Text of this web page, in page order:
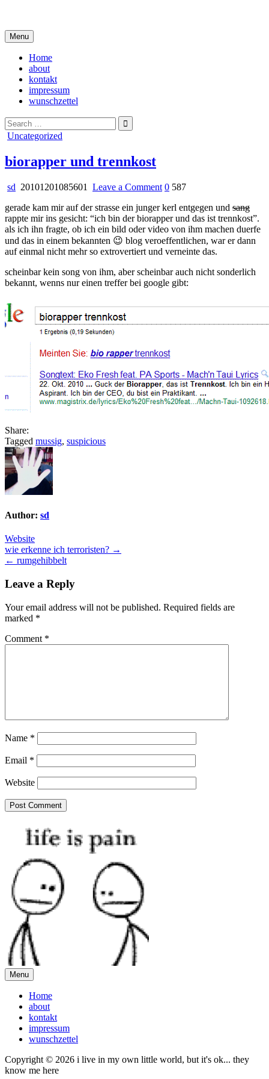
content
Menu
Home
about
kontakt
impressum
wunschzettel
Search
for:
Posted
Uncategorized
biorapper und trennkost
sd 20101201085601 Leave a Commenton
und
trennkost
0 587
gerade kam mir auf der strasse ein junger kerl entgegen und sang
rappte mir ins gesicht: “ich bin der biorapper und das ist trennkost”.
als ich ihn fragte, ob ich ein bild oder video von ihm machen duerfe
und das in einem bekannten 😉 blog veroeffentlichen, war er dann
auf einmal nicht mehr so extrovertiert und verneinte das.
scheinbar kein song von ihm, aber scheinbar auch nicht sonderlich
bekannt, wenns nur einen treffer bei google gibt:
Share:
Tagged mussig, suspicious
Author: sd
Website
Post
navigation
wie erkenne ich terroristen? →
← rumgehibbelt
Leave a Reply
Your email address will not be published. Required fields are
marked *
Comment *
Name *
Email *
Website
Menu
Home
about
kontakt
impressum
wunschzettel
Copyright © 2026 i live in my own little world, but it's ok... they
know me here